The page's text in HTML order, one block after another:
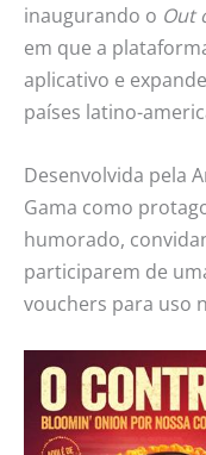
inaugurando o Out
em que a
aplicativo e
países latino-
Desenvolvida pela
Gama como
humorado,
participarem de
vouchers para uso